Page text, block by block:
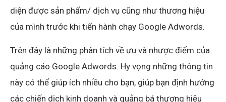
diện được sản phẩm/ dịch vụ cũng như thương hiệu
của mình trước khi tiến hành chạy Google Adwords.
Trên đây là những phân tích về ưu và nhược điểm của
quảng cáo Google Adwords. Hy vọng những thông tin
này có thể giúp ích nhiều cho bạn, giúp bạn định hướng
các chiến dịch kinh doanh và quảng bá thương hiệu